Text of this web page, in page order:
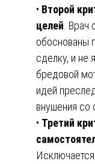
• Второй
целей .
обоснованы
сделку, и не
бредовой
идей
внушения со
• Третий